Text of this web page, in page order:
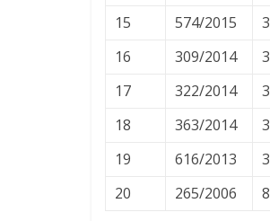
15
574/2015
16
309/2014
17
322/2014
18
363/2014
19
616/2013
20
265/2006